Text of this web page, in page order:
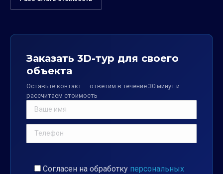
Заказать 3D-тур для своего
объекта
Оставьте контакт — ответим в течение 30 минут и
рассчитаем стоимость
Согласен на обработку персональных